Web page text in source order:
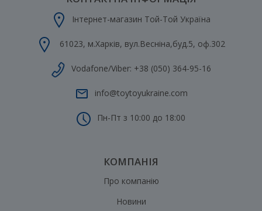
Інтернет-магазин Той-Той Україна
61023, м.Харків, вул.Весніна,буд.5, оф.302
Vodafone/Viber: +38 (050) 364-95-16
info@toytoyukraine.com
Пн-Пт з 10:00 до 18:00
КОМПАНІЯ
Про компанію
Новини